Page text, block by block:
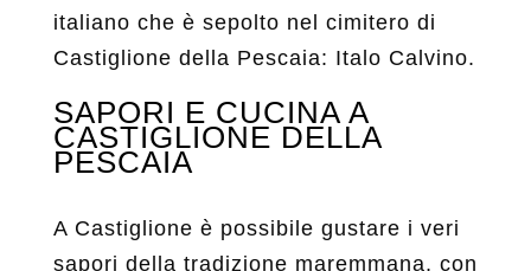
italiano che è sepolto nel cimitero di
Castiglione della Pescaia: Italo Calvino.
SAPORI E CUCINA A
CASTIGLIONE DELLA
PESCAIA
A Castiglione è possibile gustare i veri
sapori della tradizione maremmana, con